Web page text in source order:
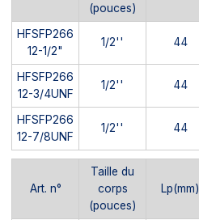
(pouces)
HFSFP266
12-1/2"
1/2'' 44
HFSFP266
12-3/4UNF
1/2'' 44
HFSFP266
12-7/8UNF
1/2'' 44
Art. n°
Taille du
corps
(pouces)
Lp(mm)